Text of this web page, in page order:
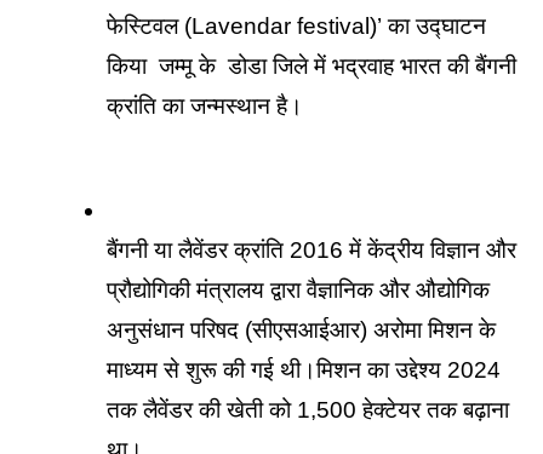
फेस्टिवल (Lavendar festival)’ का उद्घाटन
किया  जम्मू के  डोडा जिले में भद्रवाह भारत की बैंगनी
क्रांति का जन्मस्थान है।
बैंगनी या लैवेंडर क्रांति 2016 में केंद्रीय विज्ञान और
प्रौद्योगिकी मंत्रालय द्वारा वैज्ञानिक और औद्योगिक
अनुसंधान परिषद (सीएसआईआर) अरोमा मिशन के
माध्यम से शुरू की गई थी।मिशन का उद्देश्य 2024
तक लैवेंडर की खेती को 1,500 हेक्टेयर तक बढ़ाना